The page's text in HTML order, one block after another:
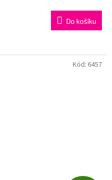
M
A
Do košíku
Kód: 6457